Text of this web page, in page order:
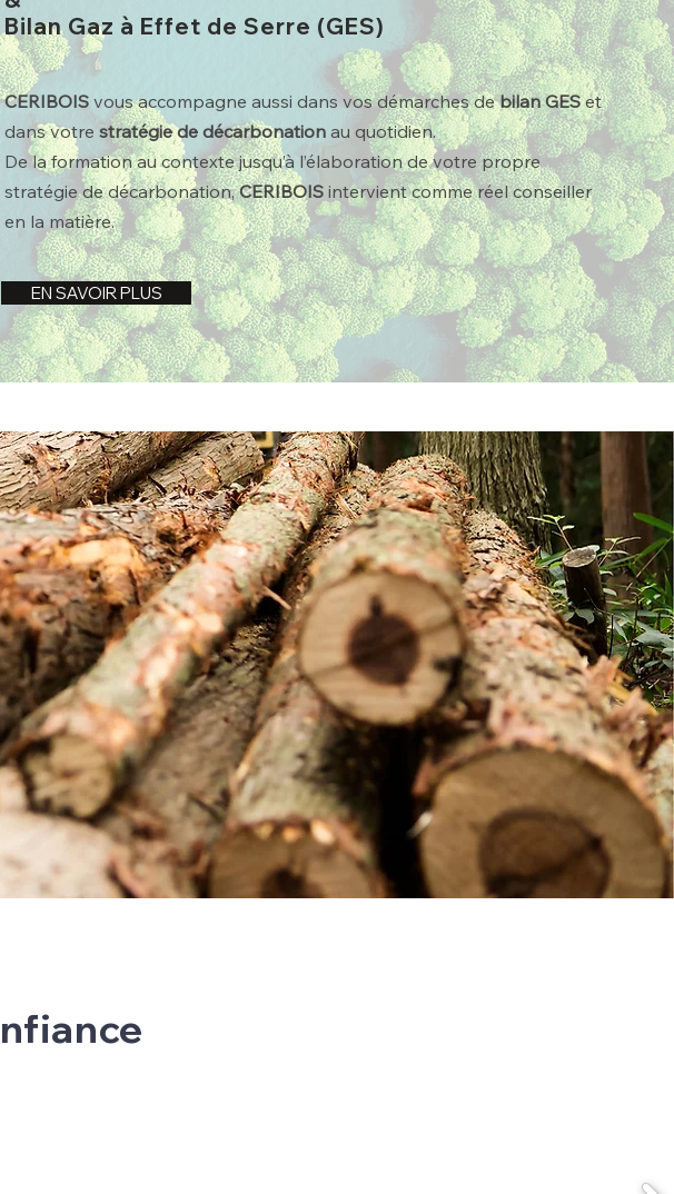
Bilan Gaz à Effet de Serre (GES)
CERIBOIS vous accompagne aussi dans vos démarches debilan GESet
dans votre stratégie de décarbonation au quotidien.
De la formation au contexte jusqu’à l’élaboration de votre propre
stratégie de décarbonation,CERIBOIS intervient comme réel conseiller
en la matière.
EN SAVOIR PLUS